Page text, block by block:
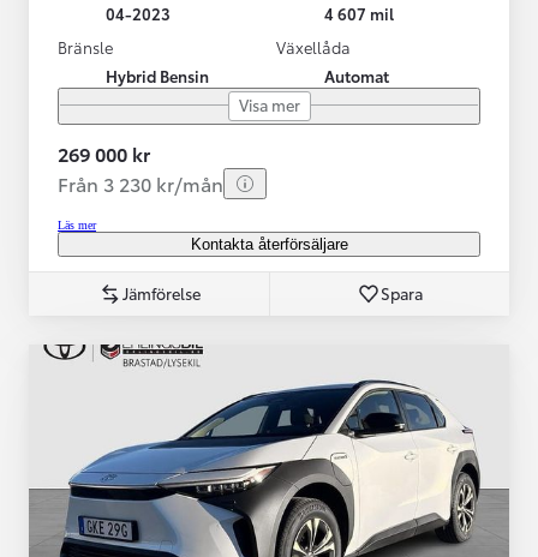
04-2023
4 607 mil
Bränsle
Hybrid Bensin
Växellåda
Automat
Visa mer
269 000 kr
Från 3 230 kr/mån
Läs mer
Kontakta återförsäljare
Jämförelse Spara